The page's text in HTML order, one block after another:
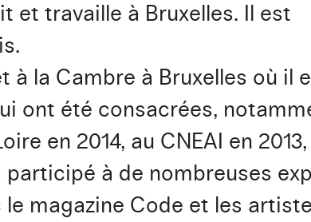
et travaille à Bruxelles. Il est
à la Cambre à Bruxelles où il
ont été consacrées,
en 2014, au CNEAI en
participé à de nombreuses
magazine Code et les